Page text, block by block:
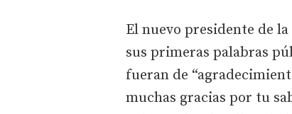
El nuevo presidente de
sus primeras palabras
fueran de
muchas gracias por tu